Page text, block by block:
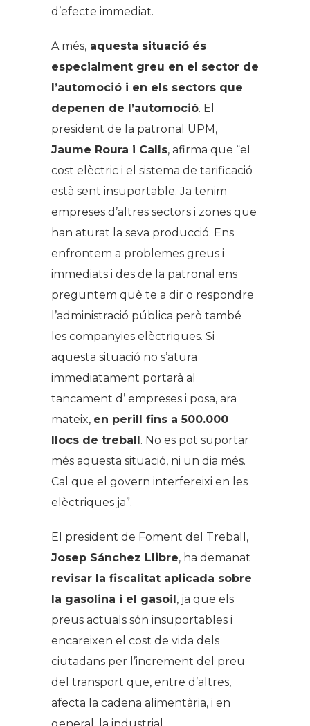
d’efecte immediat.
A més, aquesta situació és
especialment greu en el sector de
l’automoció i en els sectors que
depenen de l’automoció. El
president de la patronal UPM,
Jaume Roura i Calls, afirma que “el
cost elèctric i el sistema de tarificació
està sent insuportable. Ja tenim
empreses d’altres sectors i zones que
han aturat la seva producció. Ens
enfrontem a problemes greus i
immediats i des de la patronal ens
preguntem què te a dir o respondre
l’administració pública però també
les companyies elèctriques. Si
aquesta situació no s’atura
immediatament portarà al
tancament d’ empreses i posa, ara
mateix, en perill fins a 500.000
llocs de treball. No es pot suportar
més aquesta situació, ni un dia més.
Cal que el govern interfereixi en les
elèctriques ja”.
El president de Foment del Treball,
Josep Sánchez Llibre, ha demanat
revisar la fiscalitat aplicada sobre
la gasolina i el gasoil, ja que els
preus actuals són insuportables i
encareixen el cost de vida dels
ciutadans per l’increment del preu
del transport que, entre d’altres,
afecta la cadena alimentària, i en